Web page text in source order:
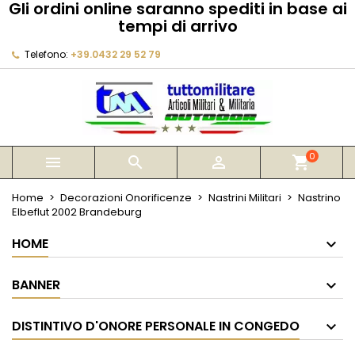
Gli ordini online saranno spediti in base ai
tempi di arrivo
Telefono: +39.0432 29 52 79
   shopping_cart0
Home Decorazioni Onorificenze Nastrini Militari
Nastrino
Elbeflut 2002 Brandeburg
HOME
BANNER
DISTINTIVO D'ONORE PERSONALE IN CONGEDO
My wishlists
add_circle_outline Create new list
Crea lista dei desideri
Annulla Crea lista dei desideri
Devi avere effettuato l'accesso per salvare dei
prodotti nella tua lista dei desideri.
Annulla